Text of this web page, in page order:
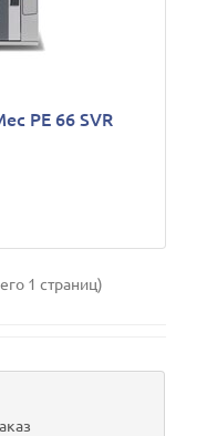
PE 66 SVR
1 страниц)